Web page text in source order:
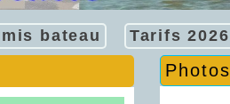
bateau Tarifs 2026
Photos